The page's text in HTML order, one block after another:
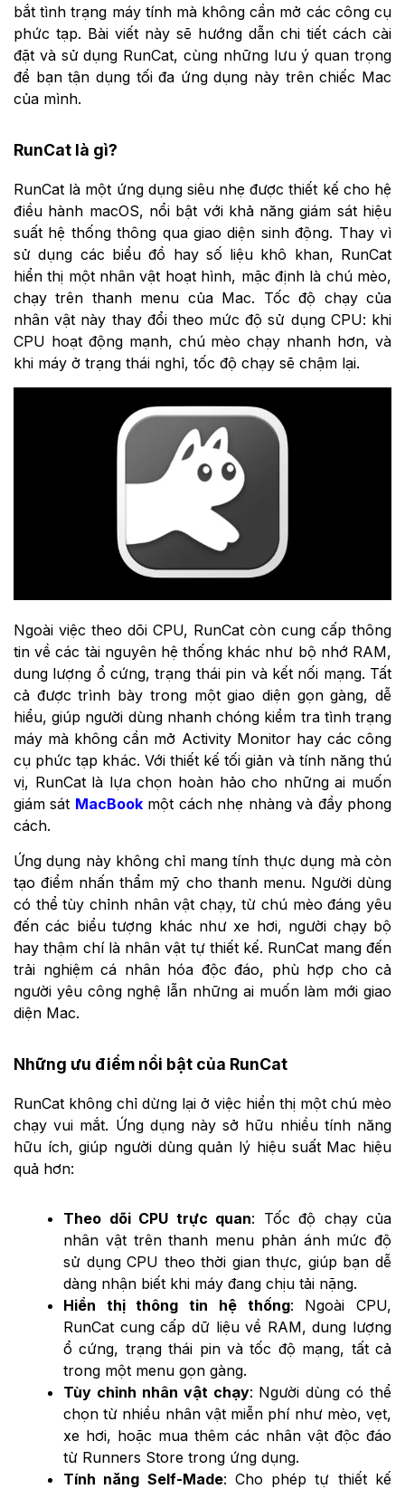
bắt tình trạng máy tính mà không cần mở các công cụ
phức tạp. Bài viết này sẽ hướng dẫn chi tiết cách cài
đặt và sử dụng RunCat, cùng những lưu ý quan trọng
để bạn tận dụng tối đa ứng dụng này trên chiếc Mac
của mình.
RunCat là gì?
RunCat là một ứng dụng siêu nhẹ được thiết kế cho hệ
điều hành macOS, nổi bật với khả năng giám sát hiệu
suất hệ thống thông qua giao diện sinh động. Thay vì
sử dụng các biểu đồ hay số liệu khô khan, RunCat
hiển thị một nhân vật hoạt hình, mặc định là chú mèo,
chạy trên thanh menu của Mac. Tốc độ chạy của
nhân vật này thay đổi theo mức độ sử dụng CPU: khi
CPU hoạt động mạnh, chú mèo chạy nhanh hơn, và
khi máy ở trạng thái nghỉ, tốc độ chạy sẽ chậm lại.
Ngoài việc theo dõi CPU, RunCat còn cung cấp thông
tin về các tài nguyên hệ thống khác như bộ nhớ RAM,
dung lượng ổ cứng, trạng thái pin và kết nối mạng. Tất
cả được trình bày trong một giao diện gọn gàng, dễ
hiểu, giúp người dùng nhanh chóng kiểm tra tình trạng
máy mà không cần mở Activity Monitor hay các công
cụ phức tạp khác. Với thiết kế tối giản và tính năng thú
vị, RunCat là lựa chọn hoàn hảo cho những ai muốn
giám sát MacBookmột cách nhẹ nhàng và đầy phong
cách.
Ứng dụng này không chỉ mang tính thực dụng mà còn
tạo điểm nhấn thẩm mỹ cho thanh menu. Người dùng
có thể tùy chỉnh nhân vật chạy, từ chú mèo đáng yêu
đến các biểu tượng khác như xe hơi, người chạy bộ
hay thậm chí là nhân vật tự thiết kế. RunCat mang đến
trải nghiệm cá nhân hóa độc đáo, phù hợp cho cả
người yêu công nghệ lẫn những ai muốn làm mới giao
diện Mac.
Những ưu điểm nổi bật của RunCat
RunCat không chỉ dừng lại ở việc hiển thị một chú mèo
chạy vui mắt. Ứng dụng này sở hữu nhiều tính năng
hữu ích, giúp người dùng quản lý hiệu suất Mac hiệu
quả hơn:
Theo dõi CPU trực quan: Tốc độ chạy của
nhân vật trên thanh menu phản ánh mức độ
sử dụng CPU theo thời gian thực, giúp bạn dễ
dàng nhận biết khi máy đang chịu tải nặng.
Hiển thị thông tin hệ thống: Ngoài CPU,
RunCat cung cấp dữ liệu về RAM, dung lượng
ổ cứng, trạng thái pin và tốc độ mạng, tất cả
trong một menu gọn gàng.
Tùy chỉnh nhân vật chạy: Người dùng có thể
chọn từ nhiều nhân vật miễn phí như mèo, vẹt,
xe hơi, hoặc mua thêm các nhân vật độc đáo
từ Runners Store trong ứng dụng.
Tính năng Self-Made: Cho phép tự thiết kế